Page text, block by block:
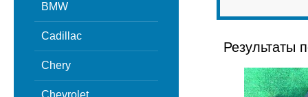
BMW
Cadillac
Chery
Chevrolet
Результаты